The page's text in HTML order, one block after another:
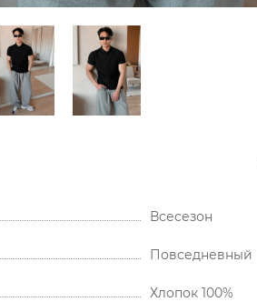
Всесезон
Повседневный
Хлопок 100%